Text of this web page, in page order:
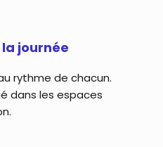
journée
rythme de chacun.
dans les espaces